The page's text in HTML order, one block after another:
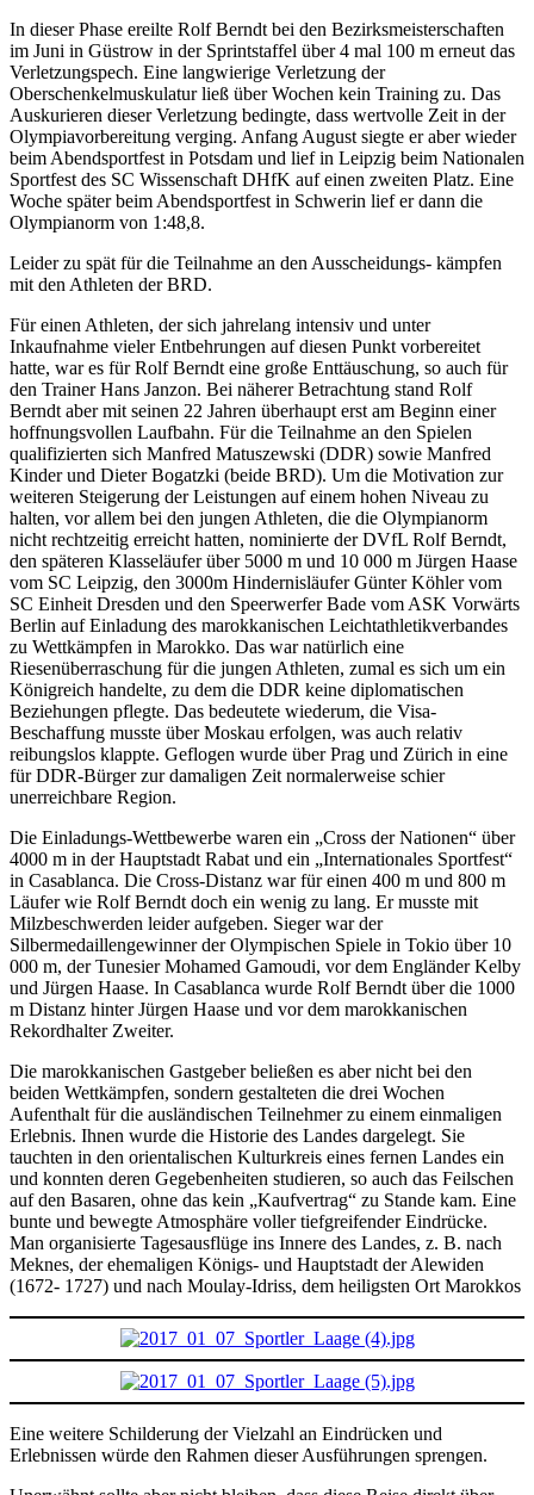
In dieser Phase ereilte Rolf Berndt bei den Bezirksmeisterschaften
im Juni in Güstrow in der Sprintstaffel über 4 mal 100 m erneut das
Verletzungspech. Eine langwierige Verletzung der
Oberschenkelmuskulatur ließ über Wochen kein Training zu. Das
Auskurieren dieser Verletzung bedingte, dass wertvolle Zeit in der
Olympiavorbereitung verging. Anfang August siegte er aber wieder
beim Abendsportfest in Potsdam und lief in Leipzig beim Nationalen
Sportfest des SC Wissenschaft DHfK auf einen zweiten Platz. Eine
Woche später beim Abendsportfest in Schwerin lief er dann die
Olympianorm von 1:48,8.
Leider zu spät für die Teilnahme an den Ausscheidungs- kämpfen
mit den Athleten der BRD.
Für einen Athleten, der sich jahrelang intensiv und unter
Inkaufnahme vieler Entbehrungen auf diesen Punkt vorbereitet
hatte, war es für Rolf Berndt eine große Enttäuschung, so auch für
den Trainer Hans Janzon. Bei näherer Betrachtung stand Rolf
Berndt aber mit seinen 22 Jahren überhaupt erst am Beginn einer
hoffnungsvollen Laufbahn. Für die Teilnahme an den Spielen
qualifizierten sich Manfred Matuszewski (DDR) sowie Manfred
Kinder und Dieter Bogatzki (beide BRD). Um die Motivation zur
weiteren Steigerung der Leistungen auf einem hohen Niveau zu
halten, vor allem bei den jungen Athleten, die die Olympianorm
nicht rechtzeitig erreicht hatten, nominierte der DVfL Rolf Berndt,
den späteren Klasseläufer über 5000 m und 10 000 m Jürgen Haase
vom SC Leipzig, den 3000m Hindernisläufer Günter Köhler vom
SC Einheit Dresden und den Speerwerfer Bade vom ASK Vorwärts
Berlin auf Einladung des marokkanischen Leichtathletikverbandes
zu Wettkämpfen in Marokko. Das war natürlich eine
Riesenüberraschung für die jungen Athleten, zumal es sich um ein
Königreich handelte, zu dem die DDR keine diplomatischen
Beziehungen pflegte. Das bedeutete wiederum, die Visa-
Beschaffung musste über Moskau erfolgen, was auch relativ
reibungslos klappte. Geflogen wurde über Prag und Zürich in eine
für DDR-Bürger zur damaligen Zeit normalerweise schier
unerreichbare Region.
Die Einladungs-Wettbewerbe waren ein „Cross der Nationen“ über
4000 m in der Hauptstadt Rabat und ein „Internationales Sportfest“
in Casablanca. Die Cross-Distanz war für einen 400 m und 800 m
Läufer wie Rolf Berndt doch ein wenig zu lang. Er musste mit
Milzbeschwerden leider aufgeben. Sieger war der
Silbermedaillengewinner der Olympischen Spiele in Tokio über 10
000 m, der Tunesier Mohamed Gamoudi, vor dem Engländer Kelby
und Jürgen Haase. In Casablanca wurde Rolf Berndt über die 1000
m Distanz hinter Jürgen Haase und vor dem marokkanischen
Rekordhalter Zweiter.
Die marokkanischen Gastgeber beließen es aber nicht bei den
beiden Wettkämpfen, sondern gestalteten die drei Wochen
Aufenthalt für die ausländischen Teilnehmer zu einem einmaligen
Erlebnis. Ihnen wurde die Historie des Landes dargelegt. Sie
tauchten in den orientalischen Kulturkreis eines fernen Landes ein
und konnten deren Gegebenheiten studieren, so auch das Feilschen
auf den Basaren, ohne das kein „Kaufvertrag“ zu Stande kam. Eine
bunte und bewegte Atmosphäre voller tiefgreifender Eindrücke.
Man organisierte Tagesausflüge ins Innere des Landes, z. B. nach
Meknes, der ehemaligen Königs- und Hauptstadt der Alewiden
(1672- 1727) und nach Moulay-Idriss, dem heiligsten Ort Marokkos
Eine weitere Schilderung der Vielzahl an Eindrücken und
Erlebnissen würde den Rahmen dieser Ausführungen sprengen.